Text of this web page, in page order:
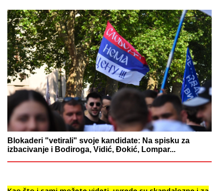
Blokaderi "vetirali" svoje kandidate: Na spisku za
izbacivanje i Bodiroga, Vidić, Đokić, Lompar...